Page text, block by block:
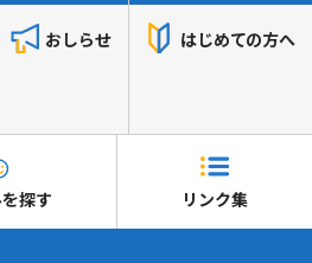
おしらせ はじめての方へ
探す リンク集